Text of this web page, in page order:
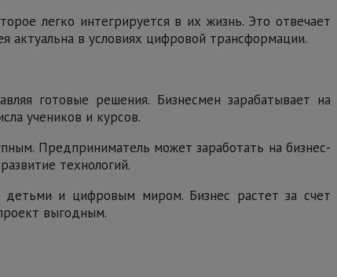
легко интегрируется в их жизнь. Это отвечает
актуальна в условиях цифровой трансформации.
готовые решения. Бизнесмен зарабатывает на
учеников и курсов.
Предприниматель может заработать на бизнес-
технологий.
и цифровым миром. Бизнес растет за счет
выгодным.